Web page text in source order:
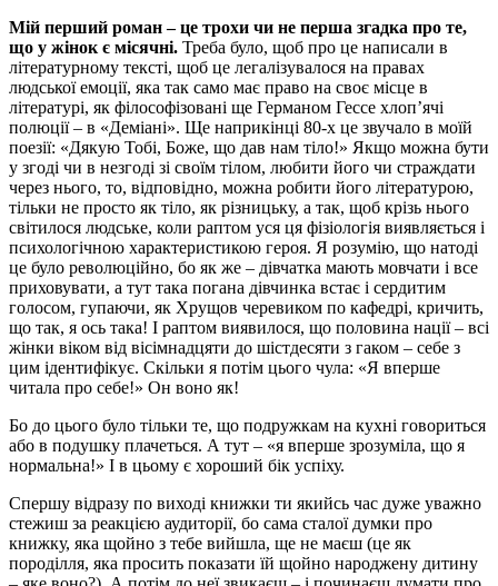
Мій перший роман – це трохи чи не перша згадка про те,
що у жінок є місячні. Треба було, щоб про це написали в
літературному тексті, щоб це легалізувалося на правах
людської емоції, яка так само має право на своє місце в
літературі, як філософізовані ще Германом Гессе хлоп’ячі
полюції – в «Деміані». Ще наприкінці 80-х це звучало в моїй
поезії: «Дякую Тобі, Боже, що дав нам тіло!» Якщо можна бути
у згоді чи в незгоді зі своїм тілом, любити його чи страждати
через нього, то, відповідно, можна робити його літературою,
тільки не просто як тіло, як різницьку, а так, щоб крізь нього
світилося людське, коли раптом уся ця фізіологія виявляється і
психологічною характеристикою героя. Я розумію, що натоді
це було революційно, бо як же – дівчатка мають мовчати і все
приховувати, а тут така погана дівчинка встає і сердитим
голосом, гупаючи, як Хрущов черевиком по кафедрі, кричить,
що так, я ось така! І раптом виявилося, що половина нації – всі
жінки віком від вісімнадцяти до шістдесяти з гаком – себе з
цим ідентифікує. Скільки я потім цього чула: «Я вперше
читала про себе!» Он воно як!
Бо до цього було тільки те, що подружкам на кухні говориться
або в подушку плачеться. А тут – «я вперше зрозуміла, що я
нормальна!» І в цьому є хороший бік успіху.
Спершу відразу по виході книжки ти якийсь час дуже уважно
стежиш за реакцією аудиторії, бо сама сталої думки про
книжку, яка щойно з тебе вийшла, ще не маєш (це як
породілля, яка просить показати їй щойно народжену дитину